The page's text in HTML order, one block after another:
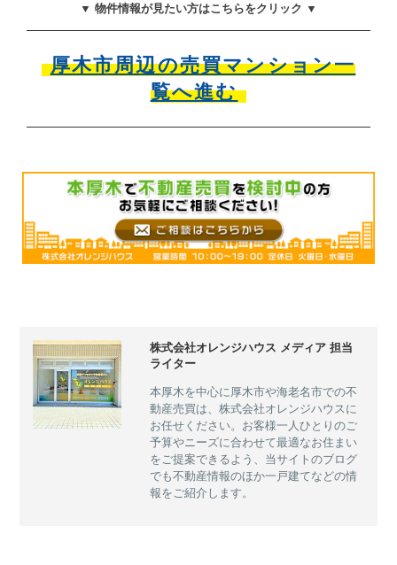
▼ 物件情報が見たい方はこちらをクリック ▼
厚木市周辺の売買マンション一
覧へ進む
株式会社オレンジハウス メディア 担当
ライター
本厚木を中心に厚木市や海老名市での不
動産売買は、株式会社オレンジハウスに
お任せください。お客様一人ひとりのご
予算やニーズに合わせて最適なお住まい
をご提案できるよう、当サイトのブログ
でも不動産情報のほか一戸建てなどの情
報をご紹介します。